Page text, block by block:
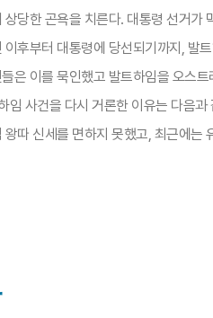
상당한 곤욕을 치른다. 대통령 선거
이후부터 대통령에 당선되기까지, 발
은 이를 묵인했고 발트하임을 오스
임 사건을 다시 거론한 이유는 다음
왕따 신세를 면하지 못했고, 최근에